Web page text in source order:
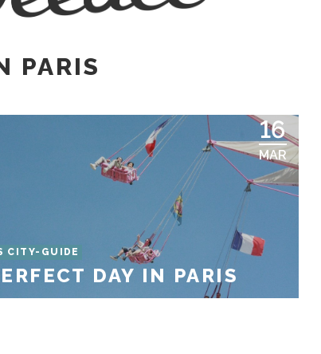
PARIS
16
MAR
CITY-GUIDE
DAY IN PARIS